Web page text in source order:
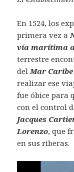
En 1524, los
primera vez a
vía marítima
terrestre
delMar Caribe
realizar ese
fue óbice para
con el control
Jacques
Lorenzo, que
en sus riberas.